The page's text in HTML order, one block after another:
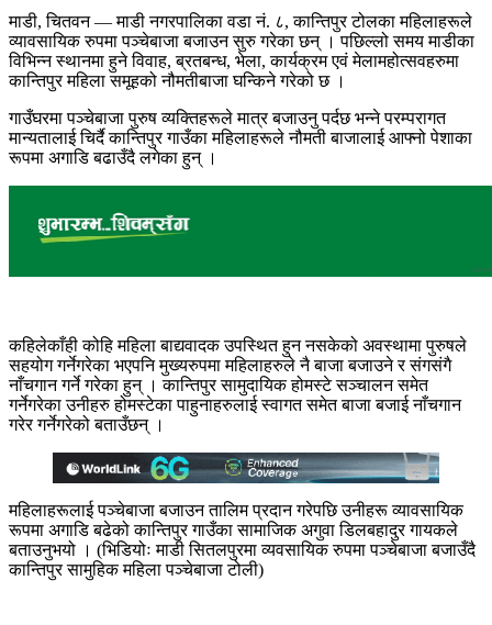
माडी, चितवन — माडी नगरपालिका वडा नं. ८, कान्तिपुर टोलका महिलाहरूले
व्यावसायिक रुपमा पञ्चेबाजा बजाउन सुरु गरेका छन् । पछिल्लो समय माडीका
विभिन्न स्थानमा हुने विवाह, ब्रतबन्ध, भेला, कार्यक्रम एवं मेलामहोत्सवहरुमा
कान्तिपुर महिला समूहको नौमतीबाजा घन्किने गरेको छ ।
गाउँघरमा पञ्चेबाजा पुरुष व्यक्तिहरूले मात्र बजाउनु पर्दछ भन्ने परम्परागत
मान्यतालाई चिर्दै कान्तिपुर गाउँका महिलाहरूले नौमती बाजालाई आफ्नो पेशाका
रूपमा अगाडि बढाउँदै लगेका हुन् ।
कहिलेकाँही कोहि महिला बाद्यवादक उपस्थितहुन नसकेको अवस्थामा पुरुषले
सहयोग गर्नेगरेका भएपनि मुख्यरुपमा महिलाहरुले नै बाजा बजाउने र संगसंगै
नाँचगान गर्ने गरेका हुन् । कान्तिपुर सामुदायिक होमस्टे सञ्चालन समेत
गर्नेगरेका उनीहरु होमस्टेका पाहुनाहरुलाई स्वागत समेत बाजा बजाई नाँचगान
गरेर गर्नेगरेको बताउँछन् ।
महिलाहरूलाई पञ्चेबाजा बजाउन तालिम प्रदान गरेपछि उनीहरू व्यावसायिक
रूपमा अगाडि बढेको कान्तिपुर गाउँका सामाजिक अगुवा डिलबहादुर गायकले
बताउनुभयो । (भिडियोः माडी सितलपुरमा व्यवसायिक रुपमा पञ्चेबाजा बजाउँदै
कान्तिपुर सामुहिक महिला पञ्चेबाजा टोली)